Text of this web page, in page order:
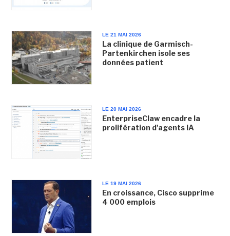
LE 21 MAI 2026
La clinique de Garmisch-
Partenkirchen isole ses
données patient
LE 20 MAI 2026
EnterpriseClaw encadre la
prolifération d'agents IA
LE 19 MAI 2026
En croissance, Cisco supprime
4 000 emplois